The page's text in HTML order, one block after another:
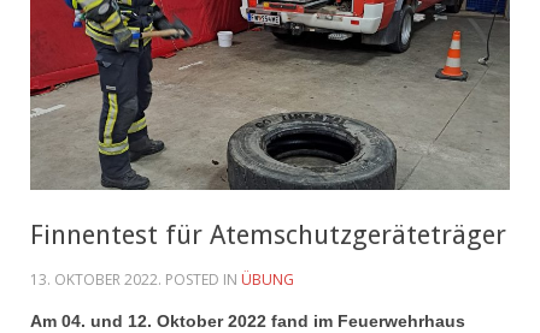
Finnentest für Atemschutzgeräteträger
13. OKTOBER 2022. POSTED IN ÜBUNG
Am 04. und 12. Oktober 2022 fand im Feuerwehrhaus